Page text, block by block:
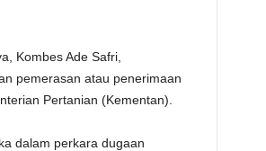
Kombes Ade Safri,
pemerasan atau penerimaan
Pertanian (Kementan).
dalam perkara dugaan